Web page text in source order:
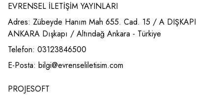
EVRENSEL İLETİŞİM YAYINLARI
Adres: Zübeyde Hanım Mah 655. Cad. 15 / A DIŞKAPI
ANKARA Dışkapı / Altındağ Ankara - Türkiye
Telefon: 03123846500
E-Posta: bilgi@evrenseliletisim.com
PROJESOFT